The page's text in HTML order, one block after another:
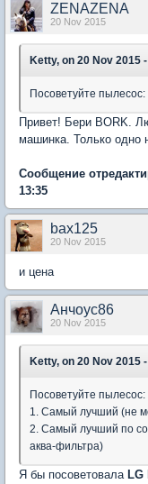
ZENAZENA
20 Nov 2015
Ketty, on 20 Nov 2015
Посоветуйте пылесос:
Привет! Бери BORK.
машинка. Только одно
Сообщение
13:35
bax125
20 Nov 2015
и цена
Анчоус86
20 Nov 2015
Ketty, on 20 Nov 2015
Посоветуйте пылесос:
1. Самый лучший (не
2. Самый лучший по
аква-фильтра)
Я бы посоветовала LG